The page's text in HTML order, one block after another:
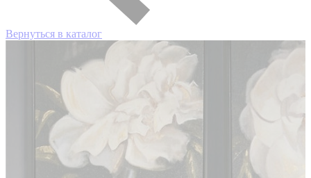
Вернуться в каталог